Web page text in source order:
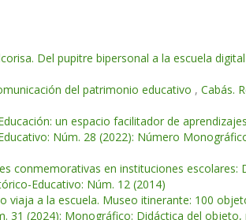
Del pupitre bipersonal a la escuela digital
del patrimonio educativo , Cabás.
un espacio facilitador de
Núm. 28 (2022): Número
conmemorativas en instituciones escolares:
Educativo: Núm. 12 (2014)
viaja a la escuela. Museo itinerante: 100
31 (2024): Monográfico: Didáctica del